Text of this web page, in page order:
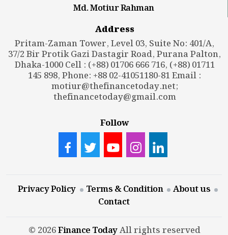
Md. Motiur Rahman
Address
Pritam-Zaman Tower, Level 03, Suite No: 401/A,
37/2 Bir Protik Gazi Dastagir Road, Purana Palton,
Dhaka-1000 Cell : (+88) 01706 666 716, (+88) 01711
145 898, Phone: +88 02-41051180-81 Email :
motiur@thefinancetoday.net;
thefinancetoday@gmail.com
Follow
Privacy Policy Terms & Condition
About us
Contact
© 2026Finance TodayAll rights reserved